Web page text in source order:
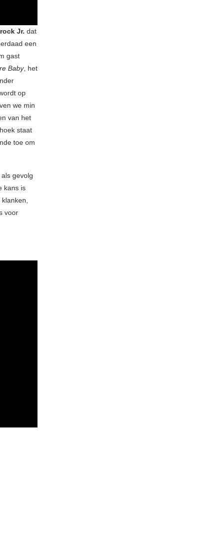
Jr. dat
een
gast
Baby, het
op
we min
van het
staat
toe om
gevolg
kans is
voor